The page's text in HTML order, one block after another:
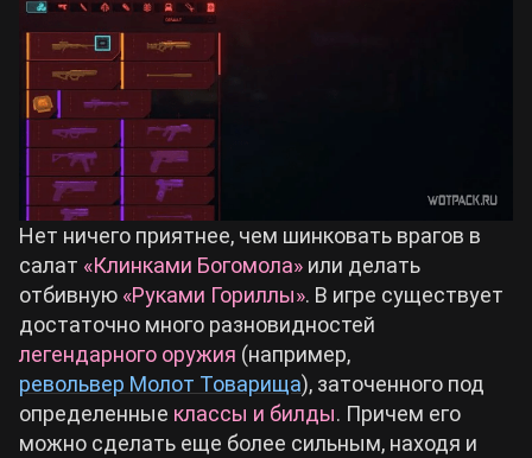
Нет ничего приятнее, чем шинковать врагов в
салат «Клинками Богомола» или делать
отбивную «Руками Гориллы». В игре существует
достаточно много разновидностей
легендарного оружия (например,
револьвер Молот Товарища), заточенного под
определенные классы и билды. Причем его
можно сделать еще более сильным, находя и